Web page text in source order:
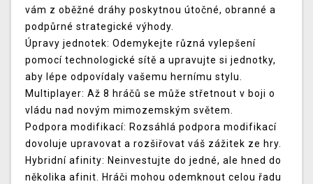
vám z oběžné dráhy poskytnou útočné, obranné a
podpůrné strategické výhody.
Úpravy jednotek: Odemykejte různá vylepšení
pomocí technologické sítě a upravujte si jednotky,
aby lépe odpovídaly vašemu hernímu stylu.
Multiplayer: Až 8 hráčů se může střetnout v boji o
vládu nad novým mimozemským světem.
Podpora modifikací: Rozsáhlá podpora modifikací
dovoluje upravovat a rozšiřovat váš zážitek ze hry.
Hybridní afinity: Neinvestujte do jedné, ale hned do
několika afinit. Hráči mohou odemknout celou řadu